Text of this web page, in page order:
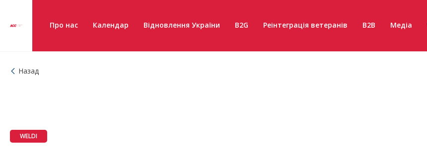
Про нас Календар Відновлення України B2G Реінтеграція ветеранів B2B Медіа
Назад
WELDI